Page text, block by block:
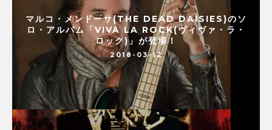
マルコ・メンドーサ(THE DEAD DAISIES)のソ
ロ・アルバム「VIVA LA ROCK(ヴィヴァ・ラ・
ロック)」が登場！
2018-03-12